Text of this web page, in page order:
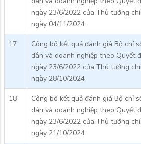
ngày 23/6/2022 của Thủ tướng
ngày 04/11/2024
17
Công bố kết quả đánh giá Bộ chỉ
dân và doanh nghiệp theo Quyết
ngày 23/6/2022 của Thủ tướng
ngày 28/10/2024
18
Công bố kết quả đánh giá Bộ chỉ
dân và doanh nghiệp theo Quyết
ngày 23/6/2022 của Thủ tướng
ngày 21/10/2024